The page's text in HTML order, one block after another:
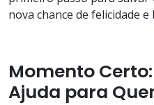
nova chance de felicidade e
Momento
Ajuda para